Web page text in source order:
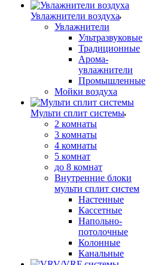
Увлажнители воздуха
Увлажнители
Ультразвуковые
Традиционные
Арома-
увлажнители
Промышленные
Мойки воздуха
Мульти сплит системы
2 комнаты
3 комнаты
4 комнаты
5 комнат
до 8 комнат
Внутренние блоки
мульти сплит систем
Настенные
Кассетные
Напольно-
потолочные
Колонные
Канальные